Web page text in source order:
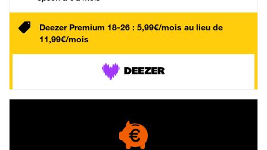
Deezer Premium 18-26 : 5,99€/mois au lieu de
11,99€/mois